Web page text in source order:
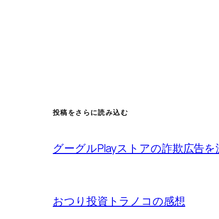
投稿をさらに読み込む
グーグルPlayストアの詐欺広告
おつり投資トラノコの感想